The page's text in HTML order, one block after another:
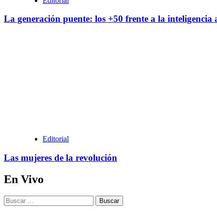
La generación puente: los +50 frente a la inteligencia
Editorial
Las mujeres de la revolución
En Vivo
Buscar: